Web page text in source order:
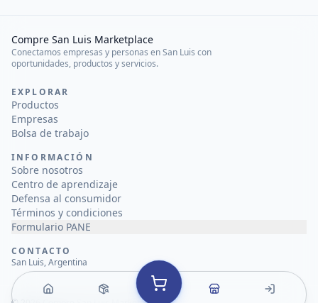
Compre San Luis Marketplace
Conectamos empresas y personas en San Luis con
oportunidades, productos y servicios.
EXPLORAR
Productos
Empresas
Bolsa de trabajo
INFORMACIÓN
Sobre nosotros
Centro de aprendizaje
Defensa al consumidor
Términos y condiciones
Formulario PANE
CONTACTO
San Luis, Argentina